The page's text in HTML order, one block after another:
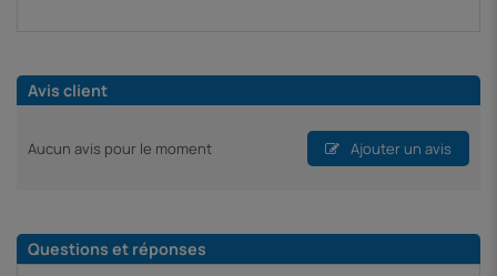
Avis client
Aucun avis pour le moment Ajouter un avis
Questions et réponses